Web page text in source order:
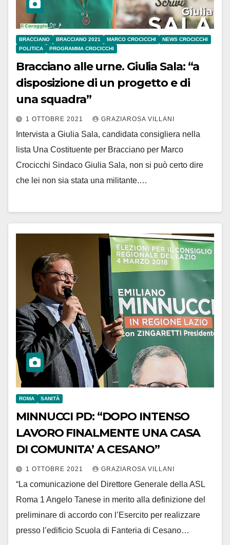
BRACCIANO BRACCIANO 2021 MARCO CROCICCHI
NEWS CROCICCHI
POLITICA
PROGRAMMA CROCICCHI
Bracciano alle urne. Giulia Sala: “a
disposizione di un progetto e di
una squadra”
1 OTTOBRE 2021 GRAZIAROSA VILLANI
Intervista a Giulia Sala, candidata consigliera nella
lista Una Costituente per Bracciano per Marco
Crocicchi Sindaco Giulia Sala, non si può certo dire
che lei non sia stata una militante.…
ROMA SANITÀ
MINNUCCI PD: “DOPO INTENSO
LAVORO FINALMENTE UNA CASA
DI COMUNITA’ A CESANO”
1 OTTOBRE 2021 GRAZIAROSA VILLANI
“La comunicazione del Direttore Generale della ASL
Roma 1 Angelo Tanese in merito alla definizione del
preliminare di accordo con l’Esercito per realizzare
presso l’edificio Scuola di Fanteria di Cesano…